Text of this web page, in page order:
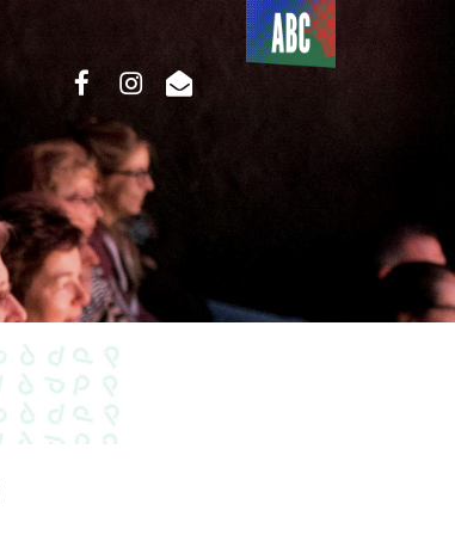
Du côté
de l’ABC
facebookinstagram
email